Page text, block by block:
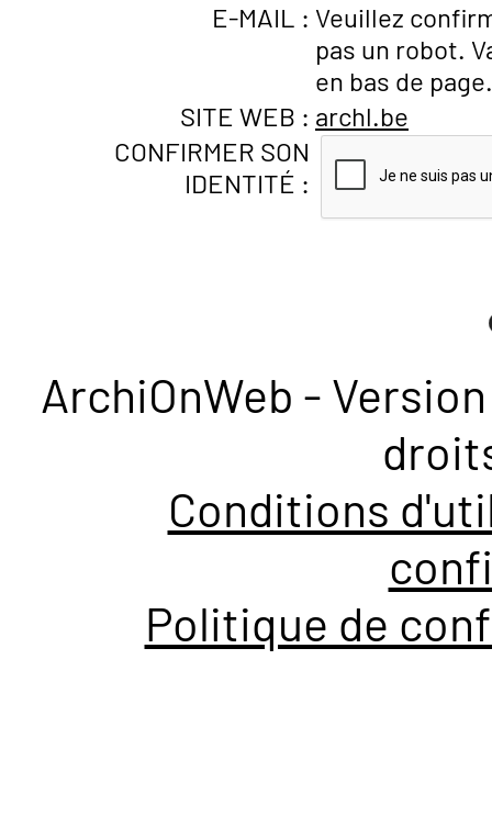
E-MAIL : Veuillez
pas un robot.
en bas de page.
SITE WEB : archl.be
CONFIRMER SON
IDENTITÉ :
ArchiOnWeb -
Conditions
Politique de